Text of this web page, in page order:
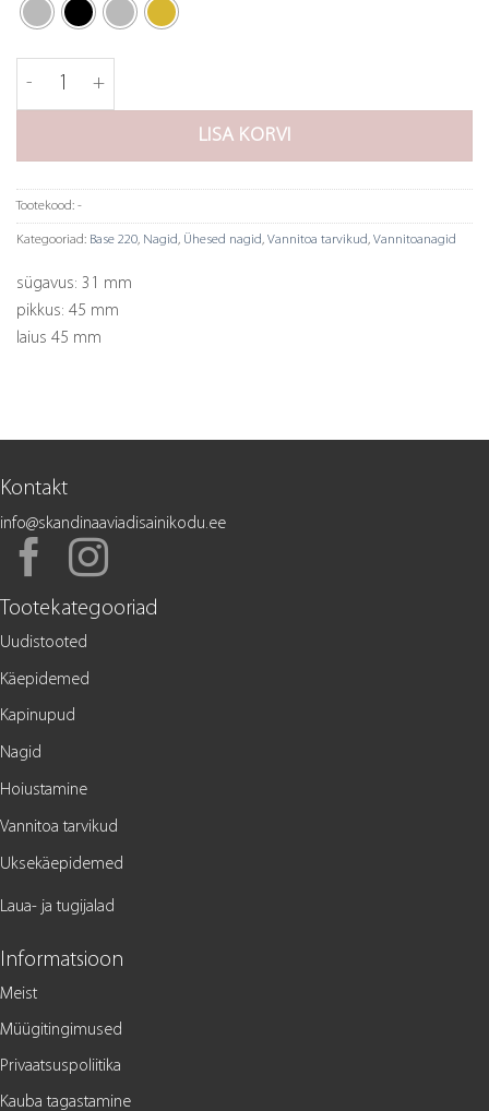
Base 220 1-ne nagi kogus
LISA KORVI
Tootekood: -
Kategooriad: Base 220, Nagid, Ühesed nagid, Vannitoa tarvikud, Vannitoanagid
sügavus: 31 mm
pikkus: 45 mm
laius 45 mm
Kontakt
info@skandinaaviadisainikodu.ee
Tootekategooriad
Uudistooted
Käepidemed
Kapinupud
Nagid
Hoiustamine
Vannitoa tarvikud
Uksekäepidemed
Laua- ja tugijalad
Informatsioon
Meist
Müügitingimused
Privaatsuspoliitika
Kauba tagastamine